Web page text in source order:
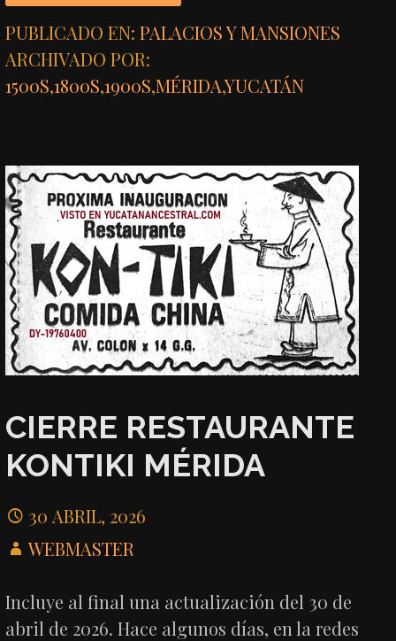
PUBLICADO EN:PALACIOS Y MANSIONES
ARCHIVADO POR:
1500S,1800S,1900S,MÉRIDA,YUCATÁN
CIERRE RESTAURANTE
KONTIKI MÉRIDA
30 ABRIL, 2026
WEBMASTER
Incluye al final una actualización del 30 de
abril de 2026. Hace algunos días, en la redes